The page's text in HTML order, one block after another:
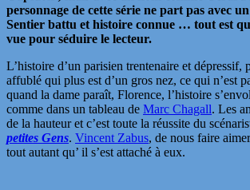
personnage de cette série ne part pas avec
Sentier battu et histoire connue … tout est
vue pour séduire le lecteur.
L’histoire d’un parisien trentenaire et dépressif,
affublé qui plus est d’un gros nez, ce qui n’est
quand la dame paraît, Florence, l’histoire
comme dans un tableau de Marc Chagall. Les
de la hauteur et c’est toute la réussite du
petites Gens. Vincent Zabus, de nous faire
tout autant qu’ il s’est attaché à eux.